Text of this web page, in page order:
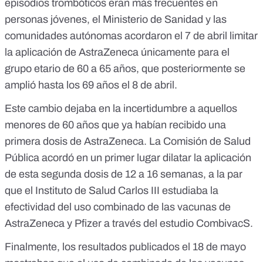
episodios trombóticos eran más frecuentes en
personas jóvenes, el Ministerio de Sanidad y las
comunidades autónomas acordaron el 7 de abril limitar
la aplicación de AstraZeneca únicamente para el
grupo etario de 60 a 65 años, que posteriormente se
amplió hasta los 69 años el 8 de abril.
Este cambio dejaba en la incertidumbre a aquellos
menores de 60 años que ya habían recibido una
primera dosis de AstraZeneca. La Comisión de Salud
Pública acordó en un primer lugar dilatar la aplicación
de esta segunda dosis de 12 a 16 semanas, a la par
que el Instituto de Salud Carlos III estudiaba la
efectividad del uso combinado de las vacunas de
AstraZeneca y Pfizer a través del estudio CombivacS.
Finalmente, los resultados publicados el 18 de mayo